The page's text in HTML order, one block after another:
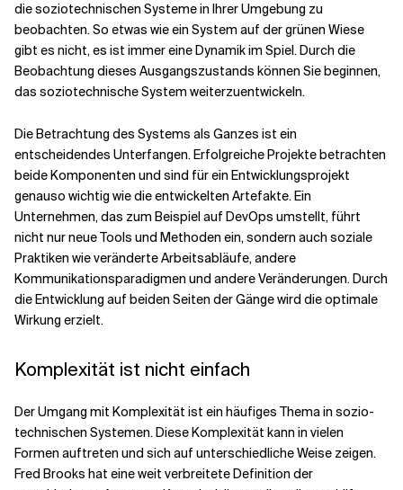
die soziotechnischen Systeme in Ihrer Umgebung zu
beobachten. So etwas wie ein System auf der grünen Wiese
gibt es nicht, es ist immer eine Dynamik im Spiel. Durch die
Beobachtung dieses Ausgangszustands können Sie beginnen,
das soziotechnische System weiterzuentwickeln.
Die Betrachtung des Systems als Ganzes ist ein
entscheidendes Unterfangen. Erfolgreiche Projekte betrachten
beide Komponenten und sind für ein Entwicklungsprojekt
genauso wichtig wie die entwickelten Artefakte. Ein
Unternehmen, das zum Beispiel auf DevOps umstellt, führt
nicht nur neue Tools und Methoden ein, sondern auch soziale
Praktiken wie veränderte Arbeitsabläufe, andere
Kommunikationsparadigmen und andere Veränderungen. Durch
die Entwicklung auf beiden Seiten der Gänge wird die optimale
Wirkung erzielt.
Komplexität ist nicht einfach
Der Umgang mit Komplexität ist ein häufiges Thema in sozio-
technischen Systemen. Diese Komplexität kann in vielen
Formen auftreten und sich auf unterschiedliche Weise zeigen.
Fred Brooks hat eine weit verbreitete Definition der